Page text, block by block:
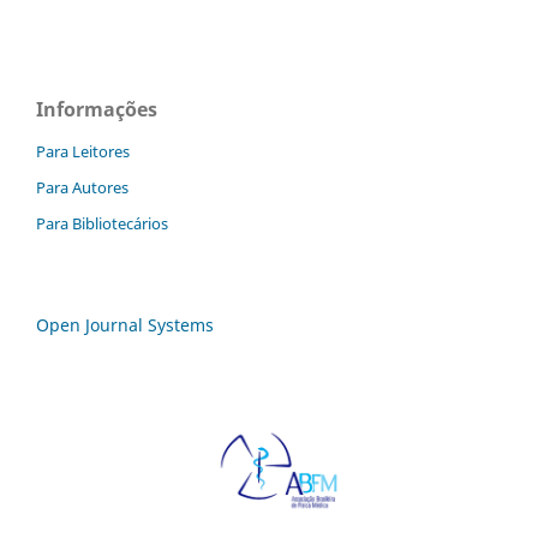
Informações
Para Leitores
Para Autores
Para Bibliotecários
Open Journal Systems